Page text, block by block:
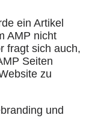
ein Artikel
AMP nicht
fragt sich auch,
Seiten
zu
und